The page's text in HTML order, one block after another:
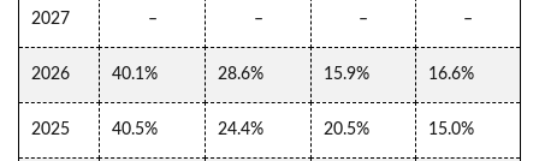
2027 – – – –
2026 40.1% 28.6% 15.9% 16.6%
2025 40.5% 24.4% 20.5% 15.0%